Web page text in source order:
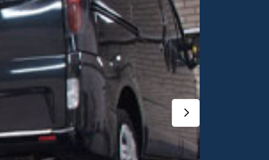
Vrijdag:08.30u tot 18.00u
09.30u tot 16.30u
08.30u tot 17.30u